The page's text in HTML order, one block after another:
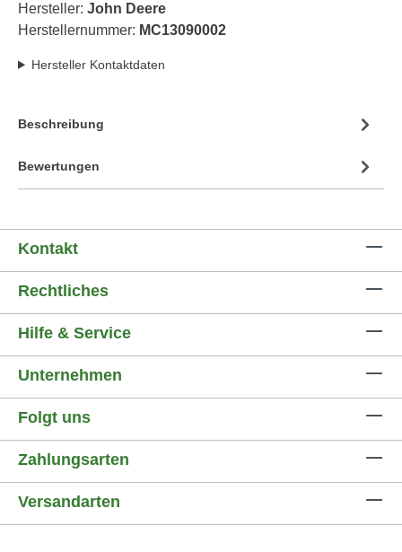
Hersteller: John Deere
Herstellernummer: MC13090002
Hersteller Kontaktdaten
Beschreibung
Bewertungen
Kontakt
Rechtliches
Hilfe & Service
Unternehmen
Folgt uns
Zahlungsarten
Versandarten